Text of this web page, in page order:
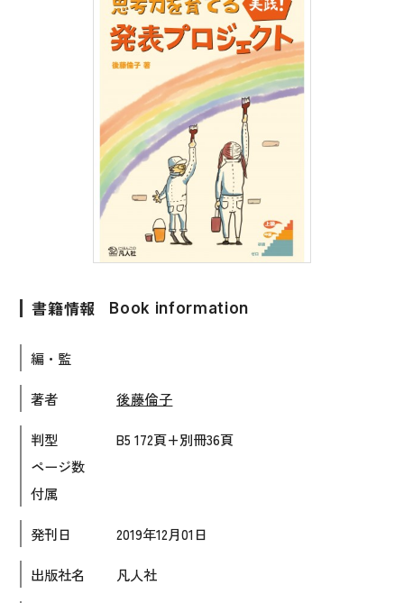
付属物の使い方について
教科書採用について
書籍の内容について
著作権について
原稿・企画の持ち込みについて
その他の質問
お問い合わせ
書店様向け
ビジネスパーソン・研修生向け
留学生向け専門分野
会話
語彙・表現
表記（かな・漢字）
練習問題
日本語能力試験対策
日本留学試験対策
各種試験対策
大学入試対策
学校情報
書籍情報 Book information
編・監
著者 後藤倫子
判型
ページ数
付属
B5 172頁+別冊36頁
発刊日 2019年12月01日
出版社名 凡人社